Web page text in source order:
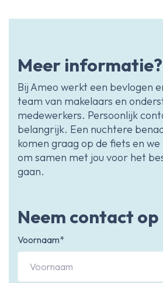
Meer informatie?
Bij Ameo werkt een bevlogen
team van makelaars en
medewerkers. Persoonlijk
belangrijk. Een nuchtere
komen graag op de fiets en
om samen met jou voor het
gaan.
Neem contact op
Voornaam*